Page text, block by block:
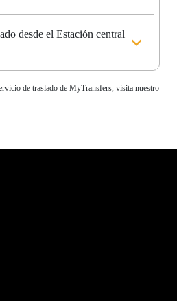
desde el Estación central
de traslado de MyTransfers, visita nuestro